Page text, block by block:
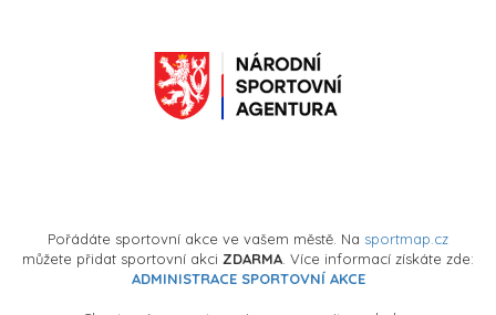
Pořádáte sportovní akce ve vašem městě. Na sportmap.cz
můžete přidat sportovní akci ZDARMA . Více informací získáte zde:
ADMINISTRACE SPORTOVNÍ AKCE